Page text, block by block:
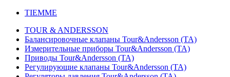
TIEMME
TOUR & ANDERSSON
Балансировочные клапаны Tour&Andersson (TA)
Измерительные приборы Tour&Andersson (TA)
Приводы Tour&Andersson (TA)
Регулирующие клапаны Tour&Andersson (TA)